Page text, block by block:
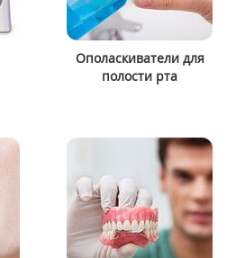
Ополаскиватели для
полости рта